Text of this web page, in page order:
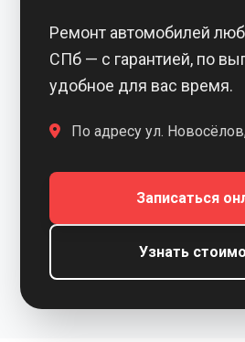
Ремонт автомобилей
СПб — с гарантией, по
удобное для вас время.
По адресу ул.
Записаться
Узнать